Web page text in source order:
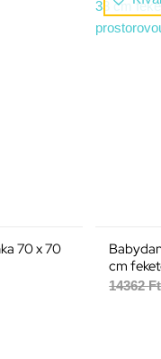
70 x 70
cm
14362Ft